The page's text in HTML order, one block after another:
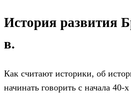
История развития
в.
Как считают историки, об
начинать говорить с начала